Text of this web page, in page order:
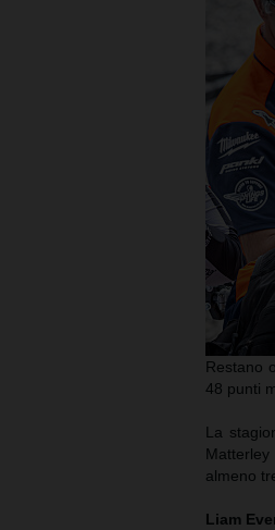
Restano
48 punti
La
almeno
Liam